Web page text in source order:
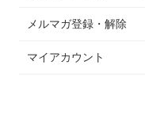
メルマガ登録・解除
マイアカウント